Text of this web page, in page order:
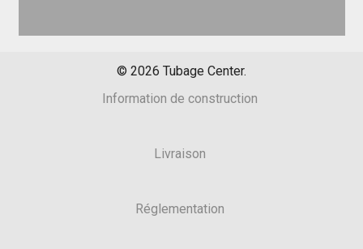
© 2026 Tubage Center.
Information de construction
Livraison
Réglementation